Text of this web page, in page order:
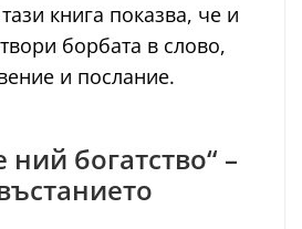
книга показва, че и
борбата в слово,
и послание.
богатство“ –